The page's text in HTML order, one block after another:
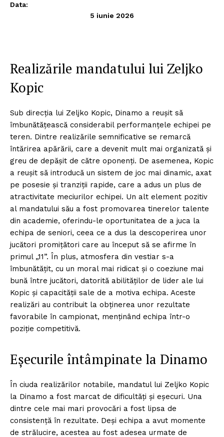
Data:
5 iunie 2026
Realizările mandatului lui Zeljko
Kopic
Sub direcția lui Zeljko Kopic, Dinamo a reușit să
îmbunătățească considerabil performanțele echipei pe
teren. Dintre realizările semnificative se remarcă
întărirea apărării, care a devenit mult mai organizată și
greu de depășit de către oponenți. De asemenea, Kopic
a reușit să introducă un sistem de joc mai dinamic, axat
pe posesie și tranziții rapide, care a adus un plus de
atractivitate meciurilor echipei. Un alt element pozitiv
al mandatului său a fost promovarea tinerelor talente
din academie, oferindu-le oportunitatea de a juca la
echipa de seniori, ceea ce a dus la descoperirea unor
jucători promițători care au început să se afirme în
primul „11”. În plus, atmosfera din vestiar s-a
îmbunătățit, cu un moral mai ridicat și o coeziune mai
bună între jucători, datorită abilităților de lider ale lui
Kopic și capacității sale de a motiva echipa. Aceste
realizări au contribuit la obținerea unor rezultate
favorabile în campionat, menținând echipa într-o
poziție competitivă.
Eșecurile întâmpinate la Dinamo
În ciuda realizărilor notabile, mandatul lui Zeljko Kopic
la Dinamo a fost marcat de dificultăți și eșecuri. Una
dintre cele mai mari provocări a fost lipsa de
consistență în rezultate. Deși echipa a avut momente
de strălucire, acestea au fost adesea urmate de